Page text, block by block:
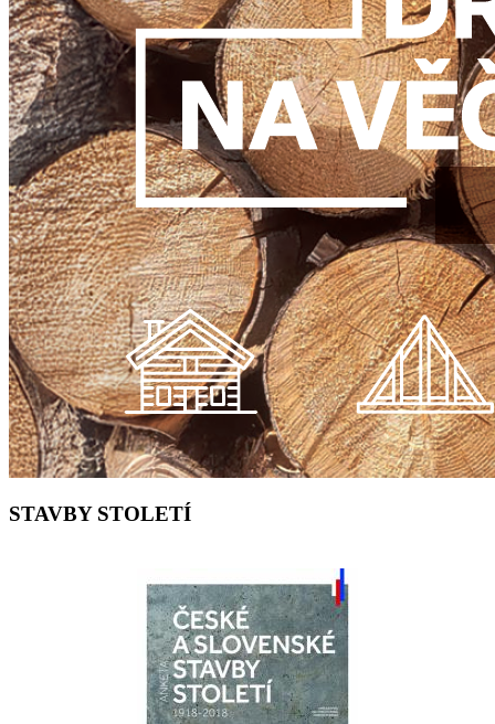
STAVBY STOLETÍ